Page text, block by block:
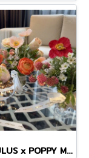
RANUNCULUS x POPPY MINI VASE